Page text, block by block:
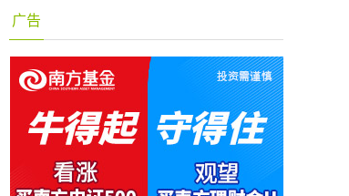
广告